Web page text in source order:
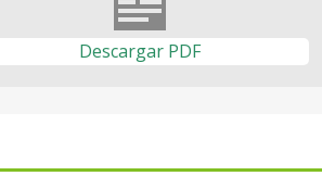
Descargar PDF